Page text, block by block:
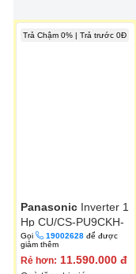
Trả Chậm 0% | Trả trước 0Đ
Panasonic Inverter 1
Hp CU/CS-PU9CKH-
8D
Gọi 19002628để được
giảm thêm
Rẻ hơn: 11.590.000 đ